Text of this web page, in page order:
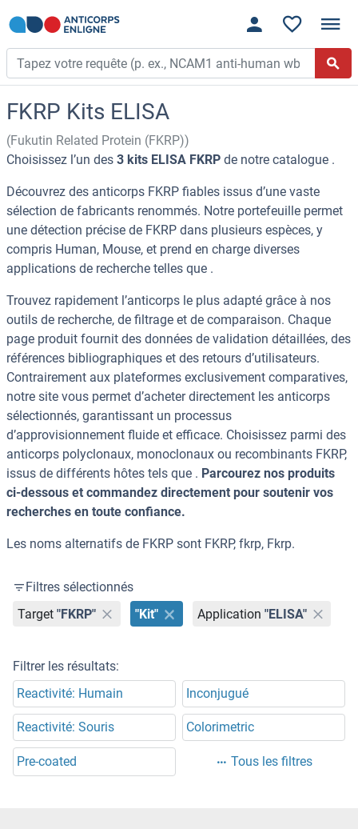
FKRP Kits ELISA
(Fukutin Related Protein (FKRP))
Choisissez l’un des 3 kits ELISA FKRP de notre catalogue .
Découvrez des anticorps FKRP fiables issus d’une vaste
sélection de fabricants renommés. Notre portefeuille permet
une détection précise de FKRP dans plusieurs espèces, y
compris Human, Mouse, et prend en charge diverses
applications de recherche telles que .
Trouvez rapidement l’anticorps le plus adapté grâce à nos
outils de recherche, de filtrage et de comparaison. Chaque
page produit fournit des données de validation détaillées, des
références bibliographiques et des retours d’utilisateurs.
Contrairement aux plateformes exclusivement comparatives,
notre site vous permet d’acheter directement les anticorps
sélectionnés, garantissant un processus
d’approvisionnement fluide et efficace. Choisissez parmi des
anticorps polyclonaux, monoclonaux ou recombinants FKRP,
issus de différents hôtes tels que . Parcourez nos produits
ci-dessous et commandez directement pour soutenir vos
recherches en toute confiance.
Les noms alternatifs de FKRP sont FKRP, fkrp, Fkrp.
Filtres sélectionnés
Target "FKRP" "Kit" Application "ELISA"
Filtrer les résultats:
Reactivité: Humain
Inconjugué
Reactivité: Souris Colorimetric
Pre-coated Tous les filtres